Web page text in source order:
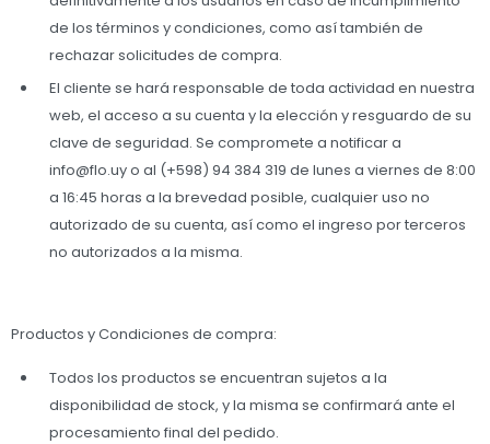
de los términos y condiciones, como así también de
rechazar solicitudes de compra.
El cliente se hará responsable de toda actividad en nuestra
web, el acceso a su cuenta y la elección y resguardo de su
clave de seguridad. Se compromete a notificar a
info@flo.uy o al (+598) 94 384 319 de lunes a viernes de 8:00
a 16:45 horas a la brevedad posible, cualquier uso no
autorizado de su cuenta, así como el ingreso por terceros
no autorizados a la misma.
Productos y Condiciones de compra:
Todos los productos se encuentran sujetos a la
disponibilidad de stock, y la misma se confirmará ante el
procesamiento final del pedido.